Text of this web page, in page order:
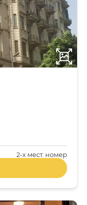
2-x мест. номер